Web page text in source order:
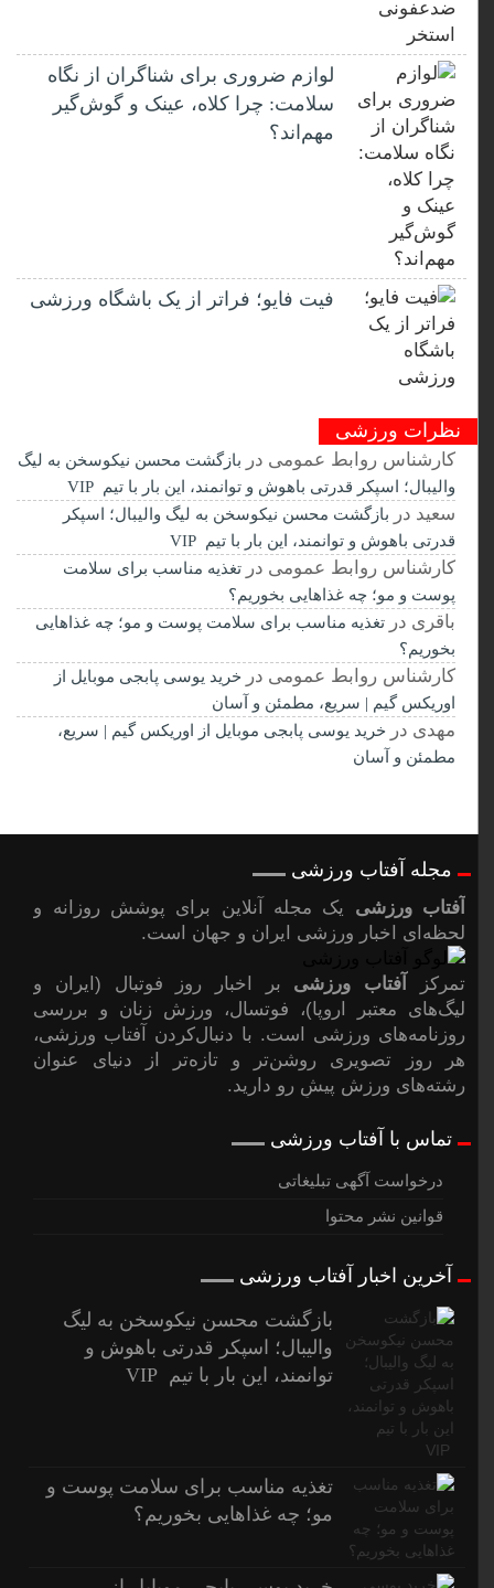
لوازم ضروری برای شناگران از نگاه
سلامت: چرا کلاه، عینک و گوش‌گیر
مهم‌اند؟
فیت ‌فایو؛ فراتر از یک باشگاه ورزشی
نظرات ورزشی
کارشناس روابط عمومیدربازگشت محسن نیکوسخن به لیگ
والیبال؛ اسپکر قدرتی باهوش و توانمند، این بار با تیم VIP
سعیددربازگشت محسن نیکوسخن به لیگ والیبال؛ اسپکر
قدرتی باهوش و توانمند، این بار با تیم VIP
کارشناس روابط عمومیدرتغذیه مناسب برای سلامت
پوست و مو؛ چه غذاهایی بخوریم؟
باقری درتغذیه مناسب برای سلامت پوست و مو؛ چه غذاهایی
بخوریم؟
کارشناس روابط عمومیدرخرید یوسی پابجی موبایل از
اوریکس گیم | سریع، مطمئن و آسان
مهدیدرخرید یوسی پابجی موبایل از اوریکس گیم | سریع،
مطمئن و آسان
مجله آفتاب ورزشی
آفتاب ورزشییک مجله آنلاین برای پوشش روزانه و
لحظه‌ای اخبار ورزشی ایران و جهان است.
تمرکز آفتاب ورزشیبر اخبار روز فوتبال (ایران و
لیگ‌های معتبر اروپا)، فوتسال، ورزش زنان و بررسی
روزنامه‌های ورزشی است. با دنبال‌کردن آفتاب ورزشی،
هر روز تصویری روشن‌تر و تازه‌تر از دنیای عنوان
رشته‌های ورزش پیشِ رو دارید.
تماس با آفتاب ورزشی
درخواست آگهی تبلیغاتی
قوانین نشر محتوا
آخرین اخبار آفتاب ورزشی
بازگشت محسن نیکوسخن به لیگ
والیبال؛ اسپکر قدرتی باهوش و
توانمند، این بار با تیم VIP
تغذیه مناسب برای سلامت پوست و
مو؛ چه غذاهایی بخوریم؟